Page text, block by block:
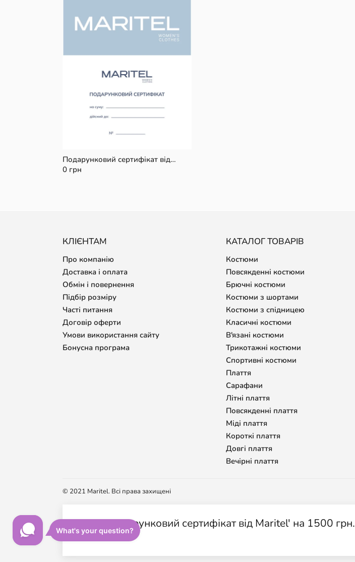
Подарунковий сертифікат від Maritel' на 1500 грн.
Подарунковий сертифікат від
Maritel' на 1000 грн.
0 грн
КЛІЄНТАМ
Про компанію
Доставка і оплата
Обмін і повернення
Підбір розміру
Часті питання
Договір оферти
Умови використання сайту
Бонусна програма
КАТАЛОГ ТОВАРІВ
Костюми
Повсякденні костюми
Брючні костюми
Костюми з шортами
Костюми з спідницею
Класичні костюми
В'язані костюми
Трикотажні костюми
Спортивні костюми
Плаття
Сарафани
Літні плаття
Повсякденні плаття
Міді плаття
Короткі плаття
Довгі плаття
Вечірні плаття
© 2021 Maritel. Всі права захищені